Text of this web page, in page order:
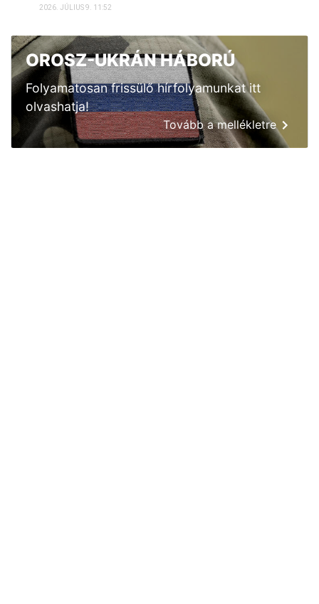
2026. JÚLIUS 9. 11:52
OROSZ-UKRÁN HÁBORÚ
Folyamatosan frissülő hírfolyamunkat itt
olvashatja!
Tovább a mellékletre